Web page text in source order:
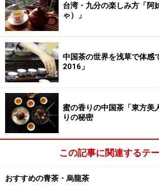
□ 龍生翠茗
このお茶も、実は同じ時期に入手した
雲南省の緑茶です。この龍生翠茗もい
すが、実は銘茶には含まれて居ません
メジャーリーグのお茶ではないらしい
台湾・九分の楽しみ方「阿
ゃ）」
中国茶の世界を浅草で体感
2016」
蜜の香りの中国茶「東方美
りの秘密
この記事に関連するテ
おすすめの青茶・烏龍茶